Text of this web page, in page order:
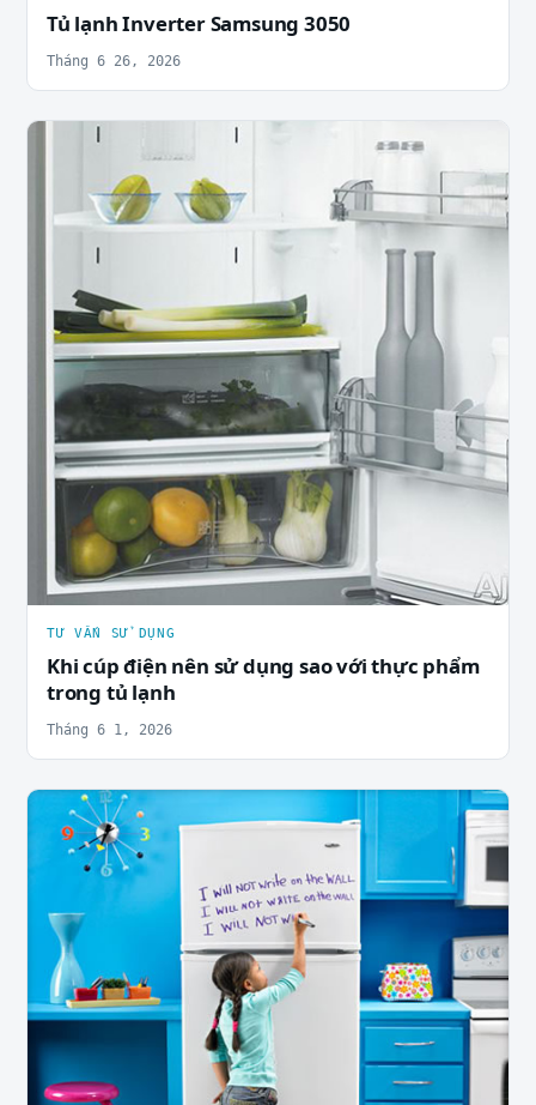
Tủ lạnh Inverter Samsung 3050
Tháng 6 26, 2026
TƯ VẤN SỬ DỤNG
Khi cúp điện nên sử dụng sao với thực phẩm
trong tủ lạnh
Tháng 6 1, 2026